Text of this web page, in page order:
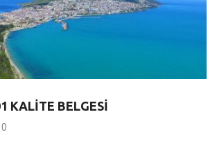
KALITE BELGESI
0